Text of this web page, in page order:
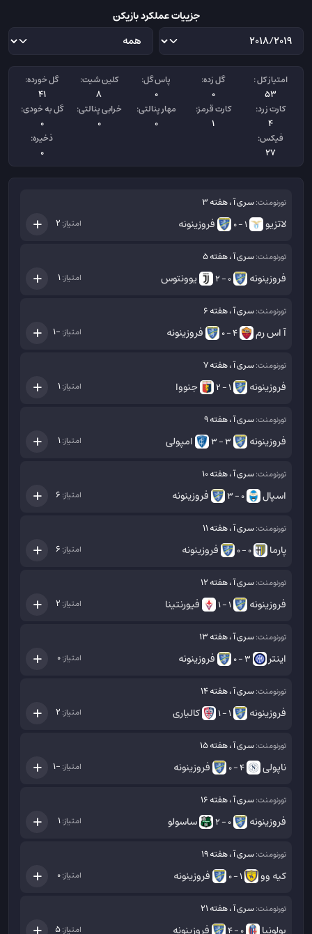
جزییات عملکرد بازیکن
امتیاز کل :
53
گل زده:
0
پاس گل:
0
کلین شیت:
8
گل خورده:
41
کارت زرد:
4
کارت قرمز:
1
مهار پنالتی:
0
خرابی پنالتی:
0
گل به خودی:
0
فیکس:
27
ذخیره:
0
تورنومنت:سری آ ، هفته 3
لاتزیو 1 - 0 فروزینونه امتیاز: 2
تورنومنت:سری آ ، هفته 5
فروزینونه 0 - 2 یوونتوس امتیاز:1
تورنومنت:سری آ ، هفته 6
آ اس رم 4 - 0 فروزینونه امتیاز: -1
تورنومنت:سری آ ، هفته 7
فروزینونه 1 - 2 جنووا امتیاز:1
تورنومنت:سری آ ، هفته 9
فروزینونه 3 - 3 امپولی امتیاز:1
تورنومنت:سری آ ، هفته 10
اسپال 0 - 3 فروزینونه امتیاز: 6
تورنومنت:سری آ ، هفته 11
پارما 0 - 0 فروزینونه امتیاز: 6
تورنومنت:سری آ ، هفته 12
فروزینونه 1 - 1 فیورنتینا امتیاز: 2
تورنومنت:سری آ ، هفته 13
اینتر 3 - 0 فروزینونه امتیاز:0
تورنومنت:سری آ ، هفته 14
فروزینونه 1 - 1 کالیاری امتیاز: 2
تورنومنت:سری آ ، هفته 15
ناپولی 4 - 0 فروزینونه امتیاز: -1
تورنومنت:سری آ ، هفته 16
فروزینونه 0 - 2 ساسولو امتیاز:1
تورنومنت:سری آ ، هفته 19
کیه وو 1 - 0 فروزینونه امتیاز:0
تورنومنت:سری آ ، هفته 21
بولونیا 0 - 4 فروزینونه امتیاز:5